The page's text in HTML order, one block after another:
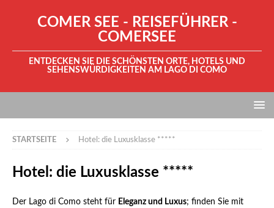
COMER SEE - REISEFÜHRER -
COMERSEE
ENTDECKEN SIE DIE SCHÖNSTEN ORTE, HOTELS UND
SEHENSWÜRDIGKEITEN AM LAGO DI COMO
STARTSEITE Hotel: die Luxusklasse *****
Hotel: die Luxusklasse *****
Der Lago di Como steht für Eleganz und Luxus; finden Sie mit